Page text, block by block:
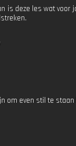
is deze les wat
om even stil te